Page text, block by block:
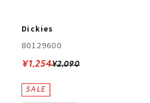
Dickies
80129600
¥2,090
¥1,254